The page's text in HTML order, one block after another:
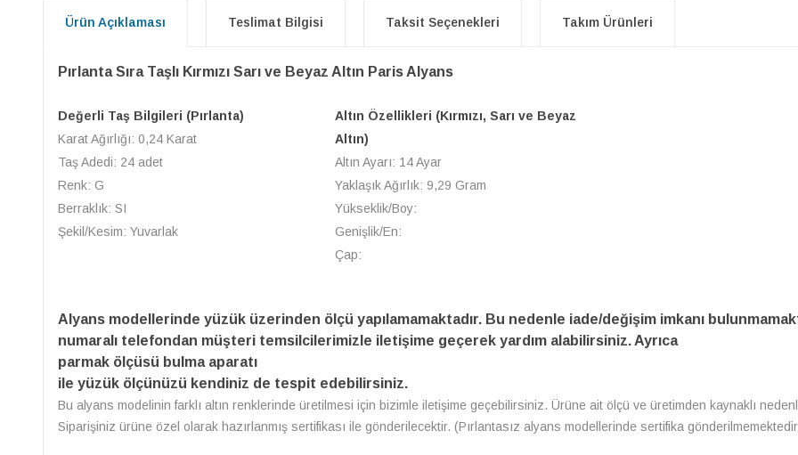
Ürün Açıklaması Teslimat Bilgisi Taksit Seçenekleri Takım Ürünleri
Pırlanta Sıra Taşlı Kırmızı Sarı ve Beyaz Altın Paris Alyans
Değerli Taş Bilgileri (Pırlanta)
Karat Ağırlığı: 0,24 Karat
Taş Adedi: 24 adet
Renk: G
Berraklık: SI
Şekil/Kesim: Yuvarlak
Altın Özellikleri (Kırmızı, Sarı ve Beyaz
Altın)
Altın Ayarı: 14 Ayar
Yaklaşık Ağırlık: 9,29 Gram
Yükseklik/Boy:
Genişlik/En:
Çap:
Alyans modellerinde yüzük üzerinden ölçü yapılamamaktadır. Bu nedenle iade/değişim imkanı
numaralı telefondan müşteri temsilcilerimizle iletişime geçerek yardım alabilirsiniz. Ayrıca
parmak ölçüsü bulma aparatı
ile yüzük ölçünüzü kendiniz de tespit edebilirsiniz.
Bu alyans modelinin farklı altın renklerinde üretilmesi için bizimle iletişime geçebilirsiniz. Ürüne ait ölçü ve üretimden kaynaklı
Siparişiniz ürüne özel olarak hazırlanmış sertifikası ile gönderilecektir. (Pırlantasız alyans modellerinde sertifika